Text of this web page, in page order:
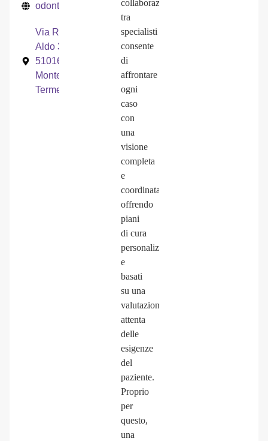
odontoiatriaancillotti.it
Via Rossi
Aldo 35,
51016,
Montecatini
Terme (PT)
collaborazione
tra
specialisti
consente
di
affrontare
ogni
caso
con
una
visione
completa
e
coordinata,
offrendo
piani
dicura
personalizzati
e
basati
suuna
valutazione
attenta
delle
esigenze
del
paziente.
Proprio
per
questo,
una